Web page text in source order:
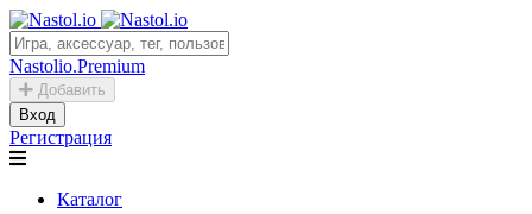
Nastolio.Premium
Добавить
Вход
Регистрация
Каталог